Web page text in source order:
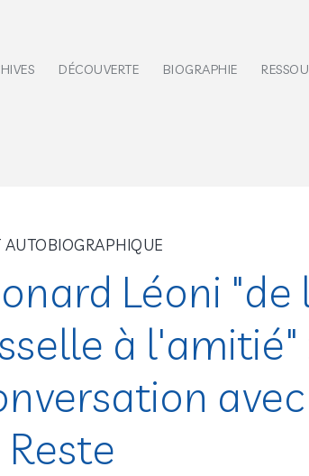
DÉCOUVERTE BIOGRAPHIE
AUTOBIOGRAPHIQUE
Léoni "de
à l'amitié"
Reste